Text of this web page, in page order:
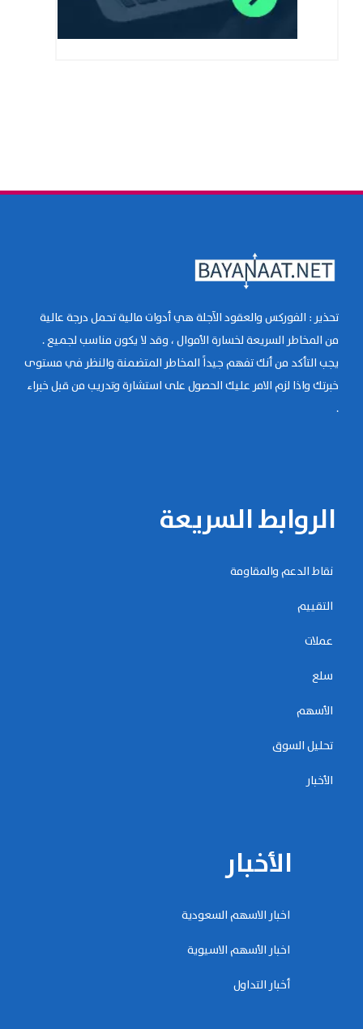
تحذير : الفوركس والعقود الآجلة هي أدوات مالية تحمل درجة عالية
من المخاطر السريعة لخسارة الأموال ، وقد لا يكون مناسب لجميع .
يجب التأكد من أنك تفهم جيداً المخاطر المتضمنة والنظر في مستوى
خبرتك واذا لزم الامر عليك الحصول على استشارة وتدريب من قبل خبراء
.
الروابط السريعة
نقاط الدعم والمقاومة
التقييم
عملات
سلع
الأسهم
تحليل السوق
الأخبار
الأخبار
اخبار الاسهم السعودية
اخبار الأسهم الاسيوية
أخبار التداول